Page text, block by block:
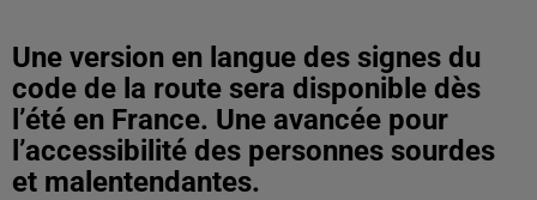
Une version en langue des signes du
code de la route sera disponible dès
l’été en France. Une avancée pour
l’accessibilité des personnes sourdes
et malentendantes.